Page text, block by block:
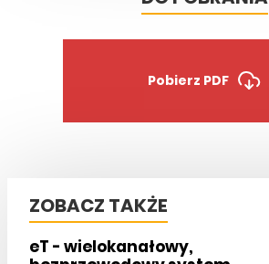
Pobierz PDF
ZOBACZ TAKŻE
eT - wielokanałowy,